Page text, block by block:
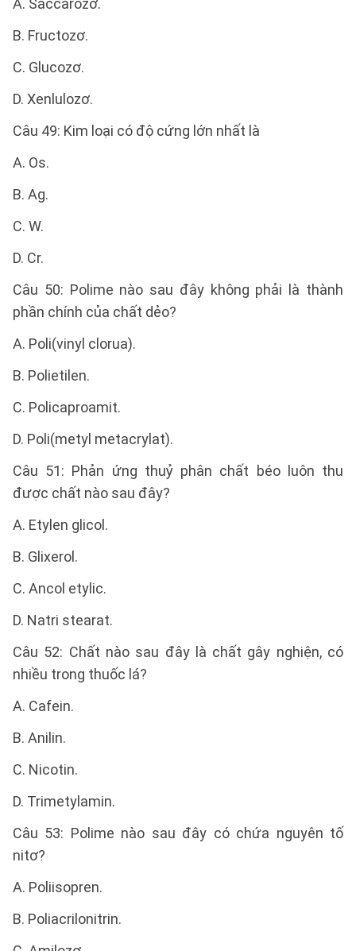
A. Saccarozơ.
B. Fructozơ.
C. Glucozơ.
D. Xenlulozơ.
Câu 49: Kim loại có độ cứng lớn nhất là
A. Os.
B. Ag.
C. W.
D. Cr.
Câu 50: Polime nào sau đây không phải là thành
phần chính của chất dẻo?
A. Poli(vinyl clorua).
B. Polietilen.
C. Policaproamit.
D. Poli(metyl metacrylat).
Câu 51: Phản ứng thuỷ phân chất béo luôn thu
được chất nào sau đây?
A. Etylen glicol.
B. Glixerol.
C. Ancol etylic.
D. Natri stearat.
Câu 52: Chất nào sau đây là chất gây nghiện, có
nhiều trong thuốc lá?
A. Cafein.
B. Anilin.
C. Nicotin.
D. Trimetylamin.
Câu 53: Polime nào sau đây có chứa nguyên tố
nitơ?
A. Poliisopren.
B. Poliacrilonitrin.